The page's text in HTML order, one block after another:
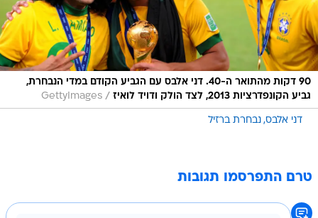
90 דקות מהתואר ה-40. דני אלבס עם הגביע הקודם במדי הנבחרת,
גביע הקונפדרציות 2013, לצד הולק ודויד לואיז
/
GettyImages
דני אלבס נבחרת ברזיל
טרם התפרסמו תגובות